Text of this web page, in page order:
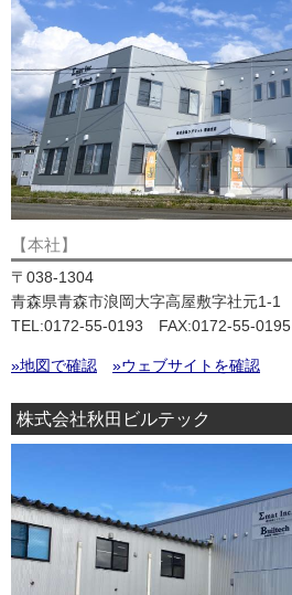
【本社】
〒038-1304
青森県青森市浪岡大字高屋敷字社元1-1
TEL:0172-55-0193 FAX:0172-55-0195
»地図で確認 »ウェブサイトを確認
株式会社秋田ビルテック